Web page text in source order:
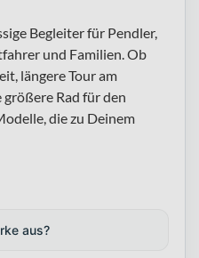
Begleiter für Pendler,
und Familien. Ob
längere Tour am
Rad für den
die zu Deinem
aus?